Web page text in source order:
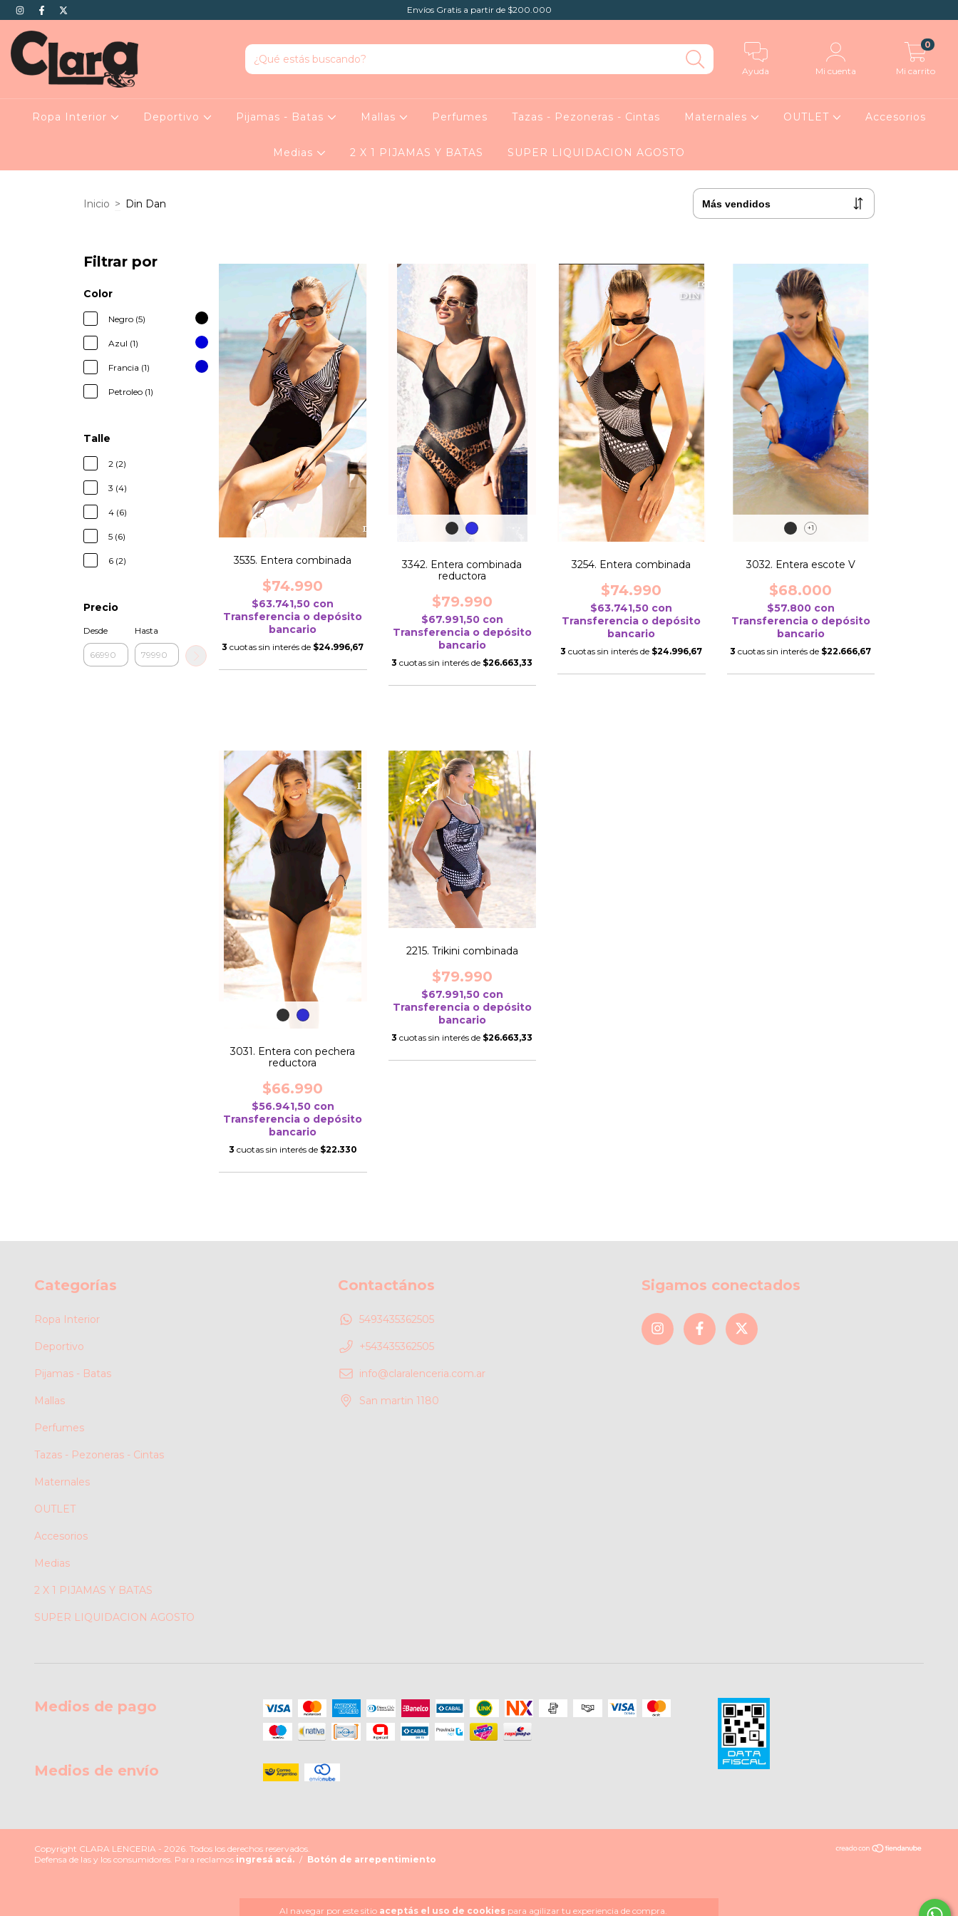
Envíos Gratis a partir de $200.000
Ayuda Mi cuenta Mi carrito
0
Ropa Interior Deportivo Pijamas - Batas Mallas Perfumes Tazas - Pezoneras - Cintas Maternales OUTLET Accesorios
Medias 2 X 1 PIJAMAS Y BATAS SUPER LIQUIDACION AGOSTO
Al navegar por este sitio aceptás el uso de cookies para agilizar tu experiencia de compra.
Inicio > Din Dan
Filtrar por
Color
Negro (5)
Azul (1)
Francia (1)
Petroleo (1)
Talle
2 (2)
3 (4)
4 (6)
5 (6)
6 (2)
Precio
Desde Hasta
3535. Entera combinada
$74.990
$63.741,50 con
Transferencia o depósito
bancario
3 cuotas sin interés de $24.996,67
3342. Entera combinada
reductora
$79.990
$67.991,50 con
Transferencia o depósito
bancario
3 cuotas sin interés de $26.663,33
3254. Entera combinada
$74.990
$63.741,50 con
Transferencia o depósito
bancario
3 cuotas sin interés de $24.996,67
+1
3032. Entera escote V
$68.000
$57.800 con
Transferencia o depósito
bancario
3 cuotas sin interés de $22.666,67
3031. Entera con pechera
reductora
$66.990
$56.941,50 con
Transferencia o depósito
bancario
3 cuotas sin interés de $22.330
2215. Trikini combinada
$79.990
$67.991,50 con
Transferencia o depósito
bancario
3 cuotas sin interés de $26.663,33
Categorías
Ropa Interior
Deportivo
Pijamas - Batas
Mallas
Perfumes
Tazas - Pezoneras - Cintas
Maternales
OUTLET
Accesorios
Medias
2 X 1 PIJAMAS Y BATAS
SUPER LIQUIDACION AGOSTO
Contactános
5493435362505
+543435362505
info@claralenceria.com.ar
San martin 1180
Sigamos conectados
Medios de pago
Medios de envío
Copyright CLARA LENCERIA - 2026. Todos los derechos reservados.
Defensa de las y los consumidores. Para reclamos ingresá acá. / Botón de arrepentimiento